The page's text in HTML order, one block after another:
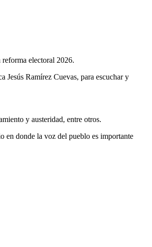
electoral 2026.
Jesús Ramírez Cuevas, para escuchar y
y austeridad, entre otros.
en donde la voz del pueblo es importante